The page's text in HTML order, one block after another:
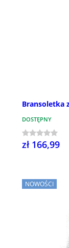
Bransoletka
DOSTĘPNY
zł 166,99
NOWOŚCI